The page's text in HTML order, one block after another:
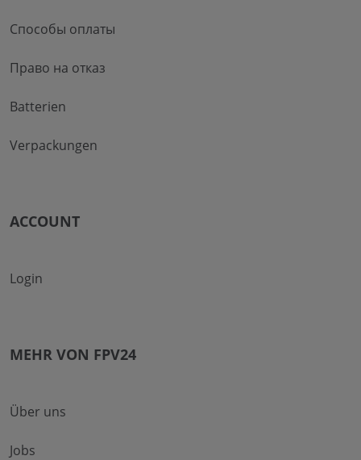
Способы оплаты
Право на отказ
Batterien
Verpackungen
ACCOUNT
Login
MEHR VON FPV24
Über uns
Jobs